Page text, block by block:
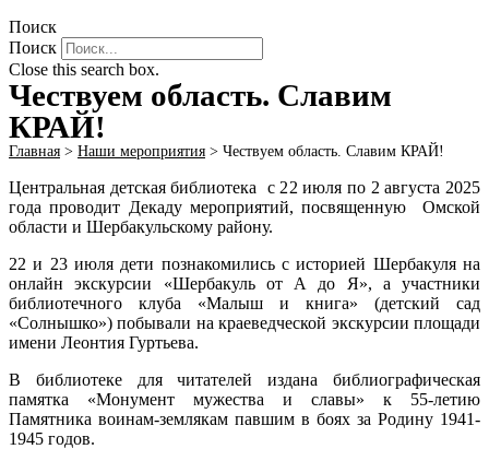
Поиск
Поиск
Close this search box.
Чествуем область. Славим
КРАЙ!
Главная > Наши мероприятия > Чествуем область. Славим КРАЙ!
Центральная детская библиотека с 22 июля по 2 августа 2025
года проводит Декаду мероприятий, посвященную Омской
области и Шербакульскому району.
22 и 23 июля дети познакомились с историей Шербакуля на
онлайн экскурсии «Шербакуль от А до Я», а участники
библиотечного клуба «Малыш и книга» (детский сад
«Солнышко») побывали на краеведческой экскурсии площади
имени Леонтия Гуртьева.
В библиотеке для читателей издана библиографическая
памятка «Монумент мужества и славы» к 55-летию
Памятника воинам-землякам павшим в боях за Родину 1941-
1945 годов.